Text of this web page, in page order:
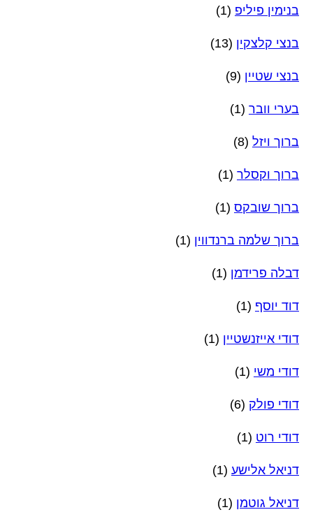
בנימין פיליפ (1)
בנצי קלצקין (13)
בנצי שטיין (9)
בערי וובר (1)
ברוך ויזל (8)
ברוך וקסלר (1)
ברוך שובקס (1)
ברוך שלמה ברנדווין (1)
דבלה פרידמן (1)
דוד יוסף (1)
דודי אייזנשטיין (1)
דודי משי (1)
דודי פולק (6)
דודי רוט (1)
דניאל אלישע (1)
דניאל גוטמן (1)